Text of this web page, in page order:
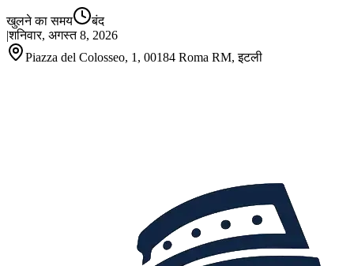
खुलने का समय
बंद
|शनिवार, अगस्त 8, 2026
Piazza del Colosseo, 1, 00184 Roma RM, इटली